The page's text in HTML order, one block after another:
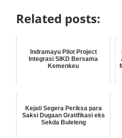
Related posts:
Indramayu Pilot Project
Integrasi SIKD Bersama
Kemenkeu
Kejati Segera Periksa para
Saksi Dugaan Gratifikasi eks
Sekda Buleleng